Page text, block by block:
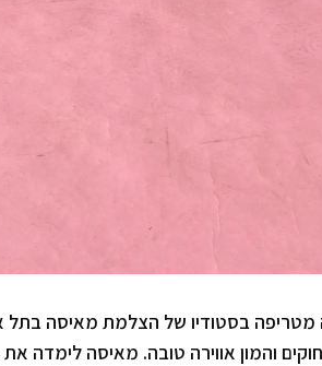
התחיל בחוויה מטריפה בסטודיו של הצלמת
והמון אווירה טובה. מאיסה לימדה